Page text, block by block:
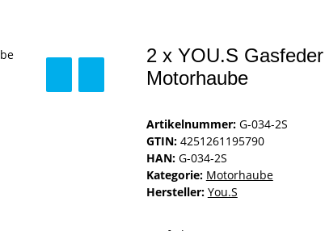
2 x YOU.S
Motorhaube
Artikelnummer: G-034-2S
GTIN: 4251261195790
HAN: G-034-2S
Kategorie: Motorhaube
Hersteller: You.S